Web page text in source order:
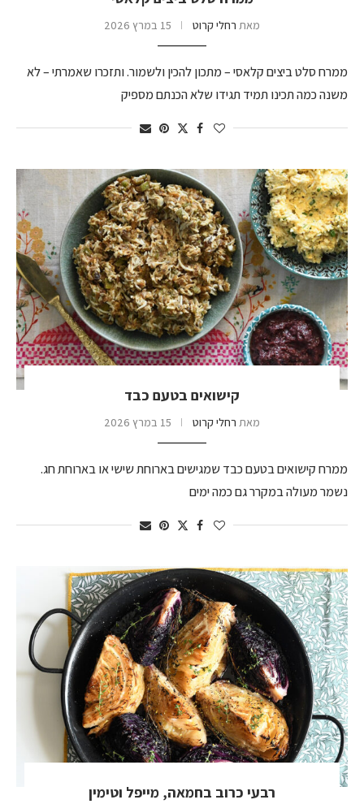
מאת רחלי קרוט 15 במרץ 2026
ממרח סלט ביצים קלאסי – מתכון להכין ולשמור. ותזכרו שאמרתי – לא
משנה כמה תכינו תמיד תגידו שלא הכנתם מספיק
קישואים בטעם כבד
מאת רחלי קרוט 15 במרץ 2026
ממרח קישואים בטעם כבד שמגישים בארוחת שישי או בארוחת חג.
נשמר מעולה במקרר גם כמה ימים
רבעי כרוב בחמאה, מייפל וטימין